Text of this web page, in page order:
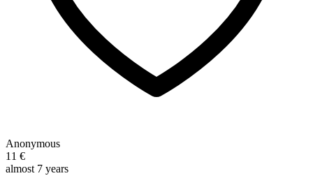
Anonymous
11 €
almost 7 years